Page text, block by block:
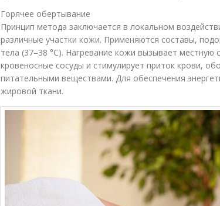
Горячее обертывание
Принцип метода заключается в локальном
различные участки кожи. Применяются составы,
тела (37–38 °С). Нагревание кожи вызывает местную
кровеносные сосуды и стимулирует приток крови,
питательными веществами. Для обеспечения
жировой ткани.